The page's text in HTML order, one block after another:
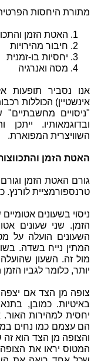
מתורת היחסות
אנו נסביר תופעות
אינשטיין) הכוללות
"ניסויים
ובדוגמאותיו.
השוויצרית המפוארת.
האטת הזמן
גורם האטת הזמן
טרנספורמציית
ניסוי בשעונים
הזמן. שני שעונים
השעונים הועלה על
המתין נייח בשדה.
מול זה. השעון
יותר, כלומר לגביו
צופה מן הצד אם
באיטיות. כמובן,
יחסית למהירות
הם עצמם כמו נחים
והצופה מן הצד הוא זה
המטוס יראו את הצופה